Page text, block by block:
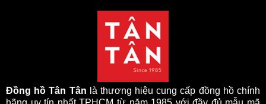
Đồng hồ Tân Tân là thương hiệu cung cấp đồng hồ chính